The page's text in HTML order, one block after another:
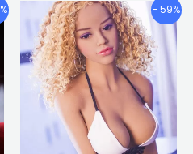
producto
tiene
múltiples
- 59%
Gama
de
precios:
€672.11
a
través
de
€930.68
Este